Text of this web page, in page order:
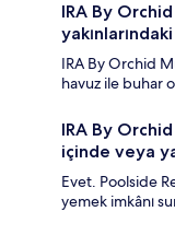
IRA By
IRA By Orchid
havuz ile buhar
IRA By
içinde veya
Evet. Poolside
yemek imkânı